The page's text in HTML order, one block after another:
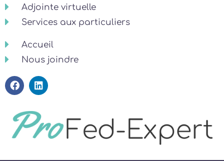
Adjointe virtuelle
Services aux particuliers
Accueil
Nous joindre